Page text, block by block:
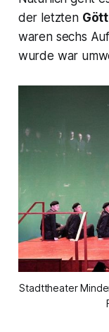
der letzten
waren sechs
wurde war
Stadttheater